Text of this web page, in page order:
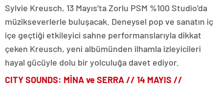
Sylvie Kreusch, 13 Mayıs’ta Zorlu PSM %100 Studio’da
müzikseverlerle buluşacak. Deneysel pop ve sanatın iç
içe geçtiği etkileyici sahne performanslarıyla dikkat
çeken Kreusch, yeni albümünden ilhamla izleyicileri
hayal gücüyle dolu bir yolculuğa davet ediyor.
CITY SOUNDS: MİNA ve SERRA // 14 MAYIS //